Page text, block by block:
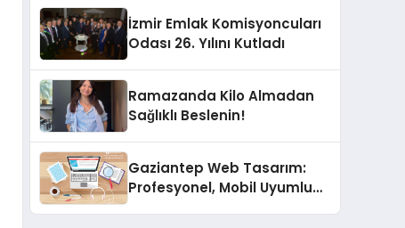
İzmir Emlak Komisyoncuları
Odası 26. Yılını Kutladı
Ramazanda Kilo Almadan
Sağlıklı Beslenin!
Gaziantep Web Tasarım:
Profesyonel, Mobil Uyumlu